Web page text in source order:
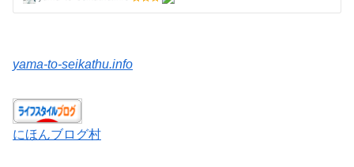
yama-to-seikathu.info
にほんブログ村